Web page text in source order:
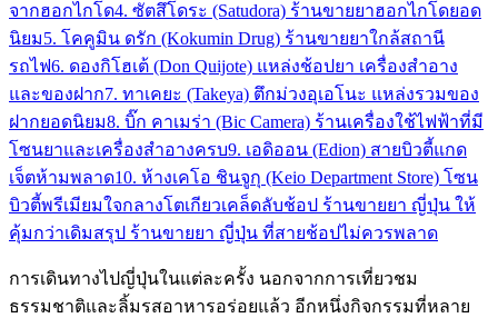
จากฮอกไกโด4. ซัตสึโดระ (Satudora) ร้านขายยาฮอกไกโดยอด
นิยม5. โคคูมิน ดรัก (Kokumin Drug) ร้านขายยาใกล้สถานี
รถไฟ6. ดองกิโฮเต้ (Don Quijote) แหล่งช้อปยา เครื่องสำอาง
และของฝาก7. ทาเคยะ (Takeya) ตึกม่วงอุเอโนะ แหล่งรวมของ
ฝากยอดนิยม8. บิ๊ก คาเมร่า (Bic Camera) ร้านเครื่องใช้ไฟฟ้าที่มี
โซนยาและเครื่องสำอางครบ9. เอดิออน (Edion) สายบิวตี้แกด
เจ็ตห้ามพลาด10. ห้างเคโอ ชินจูกุ (Keio Department Store) โซน
บิวตี้พรีเมียมใจกลางโตเกียวเคล็ดลับช้อป ร้านขายยา ญี่ปุ่น ให้
คุ้มกว่าเดิมสรุป ร้านขายยา ญี่ปุ่น ที่สายช้อปไม่ควรพลาด
การเดินทางไปญี่ปุ่นในแต่ละครั้ง นอกจากการเที่ยวชม
ธรรมชาติและลิ้มรสอาหารอร่อยแล้ว อีกหนึ่งกิจกรรมที่หลาย